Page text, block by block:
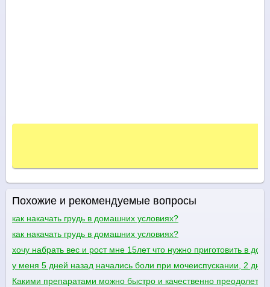
Похожие и рекомендуемые вопросы
как накачать грудь в домашних условиях?
как накачать грудь в домашних условиях?
хочу набрать вес и рост мне 15лет что нужно приготовить в
у меня 5 дней назад начались боли при мочеиспускании, 2 дня
Какими препаратами можно быстро и качественно преодолеть